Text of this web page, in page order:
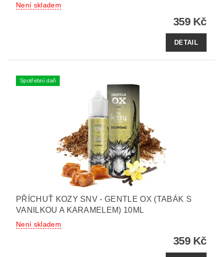
Není skladem
359 Kč
DETAIL
Spotřební daň
PŘÍCHUŤ KOZY SNV - GENTLE OX (TABÁK S
VANILKOU A KARAMELEM) 10ML
Není skladem
359 Kč